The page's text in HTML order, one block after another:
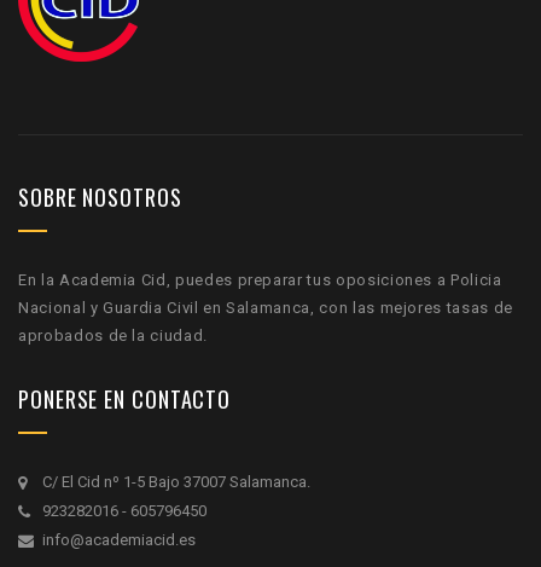
SOBRE NOSOTROS
En la Academia Cid, puedes preparar tus oposiciones a Policia
Nacional y Guardia Civil en Salamanca, con las mejores tasas de
aprobados de la ciudad.
PONERSE EN CONTACTO
C/ El Cid nº 1-5 Bajo 37007 Salamanca.
923282016 - 605796450
info@academiacid.es